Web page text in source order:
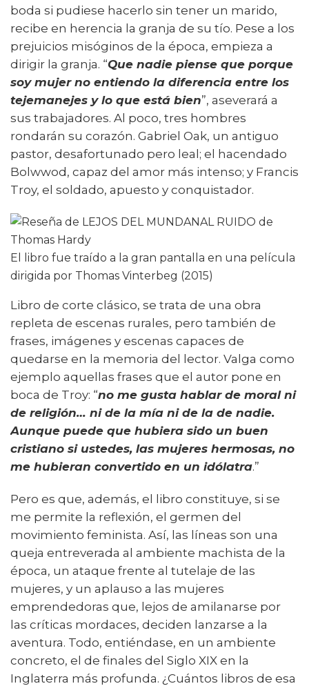
boda si pudiese hacerlo sin tener un marido,
recibe en herencia la granja de su tío. Pese a los
prejuicios misóginos de la época, empieza a
dirigir la granja. “Que nadie piense que porque
soy mujer no entiendo la diferencia entre los
tejemanejes y lo que está bien”, aseverará a
sus trabajadores. Al poco, tres hombres
rondarán su corazón. Gabriel Oak, un antiguo
pastor, desafortunado pero leal; el hacendado
Bolwwod, capaz del amor más intenso; y Francis
Troy, el soldado, apuesto y conquistador.
El libro fue traído a la gran pantalla en una película
dirigida por Thomas Vinterbeg (2015)
Libro de corte clásico, se trata de una obra
repleta de escenas rurales, pero también de
frases, imágenes y escenas capaces de
quedarse en la memoria del lector. Valga como
ejemplo aquellas frases que el autor pone en
boca de Troy: “no me gusta hablar de moral ni
de religión… ni de la mía ni de la de nadie.
Aunque puede que hubiera sido un buen
cristiano si ustedes, las mujeres hermosas, no
me hubieran convertido en un idólatra.”
Pero es que, además, el libro constituye, si se
me permite la reflexión, el germen del
movimiento feminista. Así, las líneas son una
queja entreverada al ambiente machista de la
época, un ataque frente al tutelaje de las
mujeres, y un aplauso a las mujeres
emprendedoras que, lejos de amilanarse por
las críticas mordaces, deciden lanzarse a la
aventura. Todo, entiéndase, en un ambiente
concreto, el de finales del Siglo XIX en la
Inglaterra más profunda. ¿Cuántos libros de esa